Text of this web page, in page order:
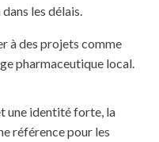
les délais.
à des projets comme
pharmaceutique local.
une identité forte, la
référence pour les